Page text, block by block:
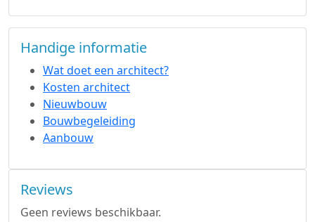
Handige informatie
Wat doet een architect?
Kosten architect
Nieuwbouw
Bouwbegeleiding
Aanbouw
Reviews
Geen reviews beschikbaar.